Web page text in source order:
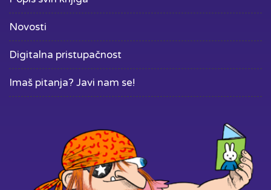
Novosti
Digitalna pristupačnost
Imaš pitanja? Javi nam se!